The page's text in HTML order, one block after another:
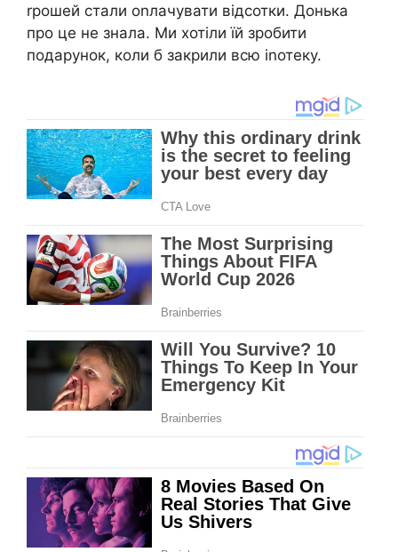
rрошей стали оnлачувати відсотки. Донька
про це не знала. Ми хотіли їй зробити
подарунок, коли б закрили всю іnотеку.